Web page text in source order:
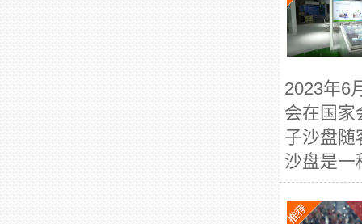
2023年6
会在国家
子沙盘随
沙盘是一